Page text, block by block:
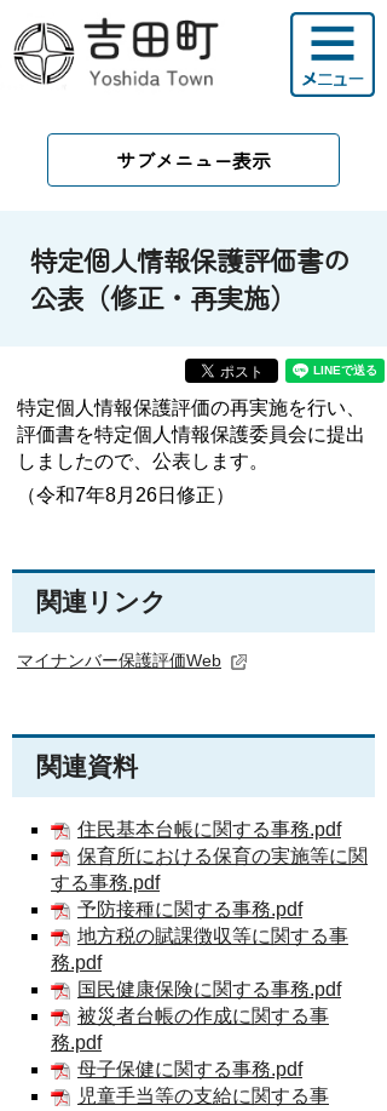
サブメニュー表示
特定個人情報保護評価書の
公表（修正・再実施）
特定個人情報保護評価の再実施を行い、
評価書を特定個人情報保護委員会に提出
しましたので、公表します。
（令和7年8月26日修正）
関連リンク
マイナンバー保護評価Web
関連資料
住民基本台帳に関する事務.pdf
保育所における保育の実施等に関
する事務.pdf
予防接種に関する事務.pdf
地方税の賦課徴収等に関する事
務.pdf
国民健康保険に関する事務.pdf
被災者台帳の作成に関する事
務.pdf
母子保健に関する事務.pdf
児童手当等の支給に関する事